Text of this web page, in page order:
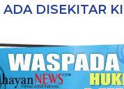
DISEKITAR